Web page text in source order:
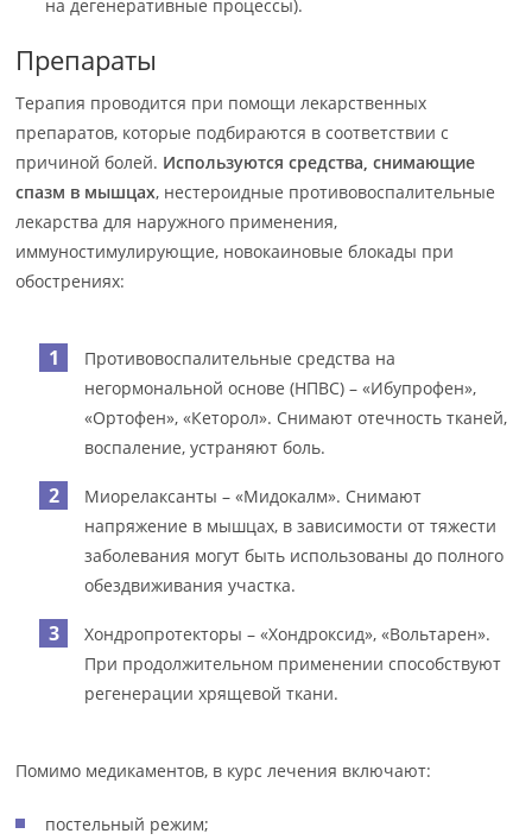
на дегенеративные процессы).
Препараты
Терапия проводится при помощи лекарственных
препаратов, которые подбираются в соответствии с
причиной болей. Используются средства, снимающие
спазм в мышцах, нестероидные противовоспалительные
лекарства для наружного применения,
иммуностимулирующие, новокаиновые блокады при
обострениях:
Противовоспалительные средства на
негормональной основе (НПВС) – «Ибупрофен»,
«Ортофен», «Кеторол». Снимают отечность тканей,
воспаление, устраняют боль.
Миорелаксанты – «Мидокалм». Снимают
напряжение в мышцах, в зависимости от тяжести
заболевания могут быть использованы до полного
обездвиживания участка.
Хондропротекторы – «Хондроксид», «Вольтарен».
При продолжительном применении способствуют
регенерации хрящевой ткани.
Помимо медикаментов, в курс лечения включают:
постельный режим;